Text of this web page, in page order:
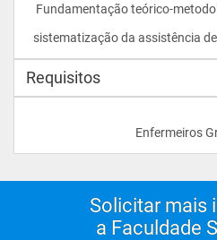
Fundamentação teórico-
Requisitos
Solicitar mais
a Faculdade